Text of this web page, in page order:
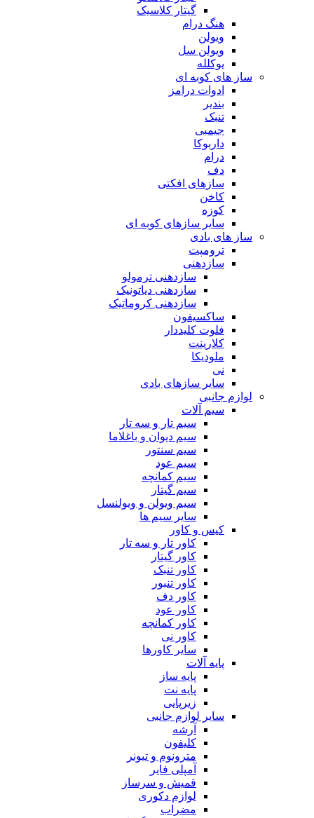
گیتار کلاسیک
هنگ درام
ویولن
ویولن سل
یوکلله
ساز های کوبه ای
ادوات درامز
بندیر
تنبک
جیمبی
داربوکا
درام
دف
سازهای افکتی
کاخن
کوزه
سایر سازهای کوبه ای
ساز های بادی
ترومپت
سازدهنی
سازدهنی ترمولو
سازدهنی دیاتونیک
سازدهنی کروماتیک
ساکسیفون
فلوت کلیددار
کلارینت
ملودیکا
نی
سایر سازهای بادی
لوازم جانبی
سیم آلات
سیم تار و سه تار
سیم دیوان و باغلاما
سیم سنتور
سیم عود
سیم کمانچه
سیم گیتار
سیم ویولن و ویولنسل
سایر سیم ها
کیس و کاور
کاور تار و سه تار
کاور گیتار
کاور تنبک
کاور تنبور
کاور دف
کاور عود
کاور کمانچه
کاور نی
سایر کاورها
پایه آلات
پایه ساز
پایه نت
زیرپایی
سایر لوازم جانبی
آرشه
کلیفون
مترونوم و تیونر
آمپلی فایر
قمیش و سرساز
لوازم دکوری
مضراب